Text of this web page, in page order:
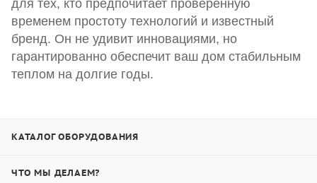
для тех, кто предпочитает проверенную
временем простоту технологий и известный
бренд. Он не удивит инновациями, но
гарантированно обеспечит ваш дом стабильным
теплом на долгие годы.
КАТАЛОГ ОБОРУДОВАНИЯ
ЧТО МЫ ДЕЛАЕМ?